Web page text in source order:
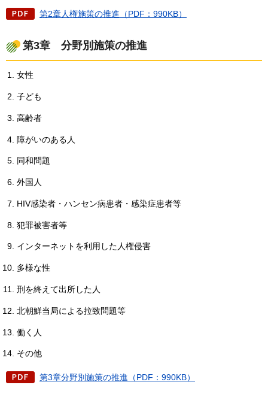
第2章人権施策の推進（PDF：990KB）
第3章 分野別施策の推進
女性
子ども
高齢者
障がいのある人
同和問題
外国人
HIV感染者・ハンセン病患者・感染症患者等
犯罪被害者等
インターネットを利用した人権侵害
多様な性
刑を終えて出所した人
北朝鮮当局による拉致問題等
働く人
その他
第3章分野別施策の推進（PDF：990KB）